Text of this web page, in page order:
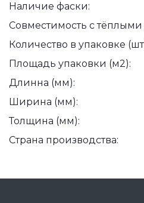
Наличие фаски:
Совместимость с
Количество в упаковке
Площадь упаковки (м2):
Длинна (мм):
Ширина (мм):
Толщина (мм):
Страна производства: